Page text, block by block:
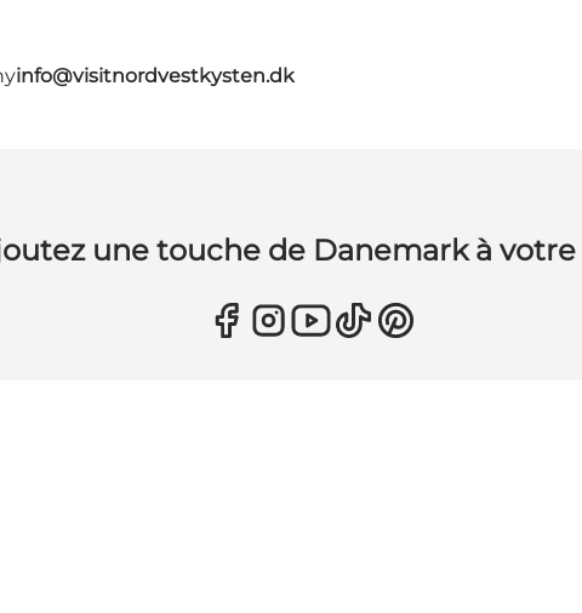
info@visitnordvestkysten.dk
une touche de Danemark à